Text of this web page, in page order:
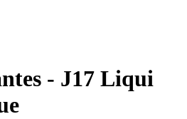
- J17 Liqui